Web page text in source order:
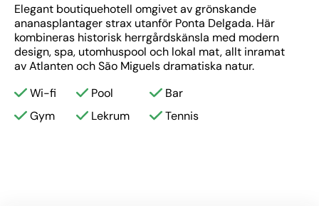
Elegant boutiquehotell omgivet av grönskande
ananasplantager strax utanför Ponta Delgada. Här
kombineras historisk herrgårdskänsla med modern
design, spa, utomhuspool och lokal mat, allt inramat
av Atlanten och São Miguels dramatiska natur.
Wi-fi
Pool
Bar
Gym
Lekrum Tennis